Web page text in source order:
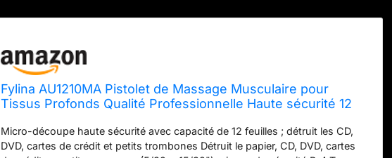
Fylina AU1210MA Pistolet de Massage Musculaire pour
Tissus Profonds Qualité Professionnelle Haute sécurité 12
crédit/Déchiqueteuse 60 Minutes de Temps
Micro-découpe haute sécurité avec capacité de 12 feuilles ; détruit les CD,
DVD, cartes de crédit et petits trombones Détruit le papier, CD, DVD, cartes